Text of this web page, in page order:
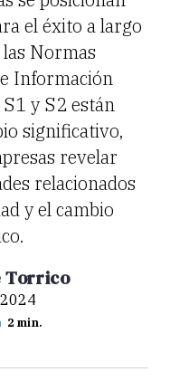
el éxito a largo
Normas
Información
y S2 están
significativo,
revelar
relacionados
y el cambio
Torrico
2024
2 min.